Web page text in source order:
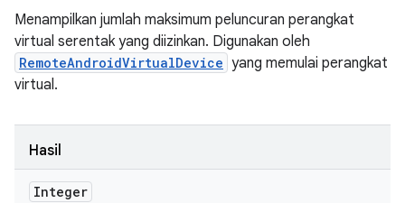
Menampilkan jumlah maksimum peluncuran perangkat
virtual serentak yang diizinkan. Digunakan oleh
RemoteAndroidVirtualDevice yang memulai perangkat
virtual.
Hasil
Integer